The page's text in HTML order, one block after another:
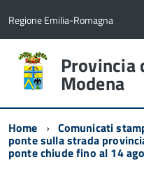
Regione Emilia-Romagna
Provincia
Modena
Home Comunicati
ponte sulla strada
ponte chiude fino al 14